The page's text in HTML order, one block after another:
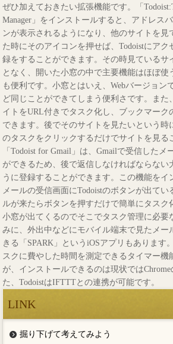
ぜひ加えておきたい拡張機能です。「
Manager」をインストールすると、アドレス
ンが表示されるようになり、他のサイトを見
た時にそのアイコンを押せば、Todoistにアク
録をすることができます。その時見ているサ
となく、開いた小窓の中で主要機能はほぼ使
も便利です。小窓とはいえ、Webバージョン
ど同じことができてしまう便利さです。また
イトをURL付きでタスク化し、ブックマーク
できます。後でそのサイトを見たいという時
のタスクをクリックするだけでサイトを見る
「Todoist for Gmail」は、Gmailで受信したメ
ができるため、後で返信しなければならない
うに登録することができます。この機能をイ
メールの受信画面にTodoistのボタンが出て
ルが来たらボタンを押すだけで簡単にタスク
小窓が出てくるのでそこでタスク管理に必要
みに、外出中などにモバイル端末で見たメー
きる「SPARK」というiOSアプリもあります
スクに費やした時間を測定できるタイマー機
が、インストールできるのは現状では
た、TodoistはIFTTTとの連携が可能です。
LINK
掘り下げて考えてみよう